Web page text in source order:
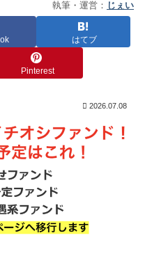
執筆・運営： じぇい
はてブ
Pinterest
2026.07.08